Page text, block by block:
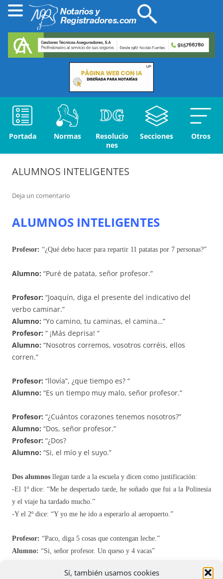
Sí, también usamos cookies
Portada Normas
Resolucio
nes
Secciones Otros
ALUMNOS INTELIGENTES
Deja un comentario
ALUMNOS INTELIGENTES
Profesor: “¿Qué debo hacer para repartir 11 patatas por 7 personas?”
Alumno: “Puré de patata, señor profesor.”
Profesor: “Joaquín, diga el presente del indicativo del
verbo caminar.”
Alumno: “Yo camino, tu caminas, el camina…”
Profesor: “ ¡Más deprisa! “
Alumno: “Nosotros corremos, vosotros corréis, ellos
corren.”
Profesor: “llovía”, ¿que tiempo es? “
Alumno: “Es un tiempo muy malo, señor profesor.”
Profesor: “¿Cuántos corazones tenemos nosotros?”
Alumno: “Dos, señor profesor.”
Profesor: “¿Dos?
Alumno: “Si, el mío y el suyo.”
Dos alumnos llegan tarde a la escuela y dicen como justificación:
-El 1º dice: “Me he despertado tarde, he soñado que fui a la Polinesia
y el viaje ha tardado mucho.”
-Y el 2º dice: “Y yo me he ido a esperarlo al aeropuerto.”
Profesor: “Paco, diga 5 cosas que contengan leche.”
Alumno: “Si, señor profesor. Un queso y 4 vacas”
Profesor preguntandoen un examen oral a un alumno de